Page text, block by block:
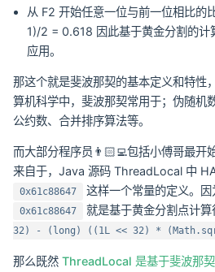
从 F2 开始任意一位与前一位相比的
1)/2 = 0.618 因此基于黄金分割的计
应用。
那这个就是斐波那契的基本定义和特性
算机科学中，斐波那契常用于；伪随机
公约数、合并排序算法等。
而大部分程序员👨🏻‍💻包括小傅哥最开
来自于，Java 源码 ThreadLocal 中
0x61c88647 这样一个常量的定义。
0x61c88647 就是基于黄金分割点计算
32) - (long) ((1L << 32) *
那么既然 ThreadLocal 是基于斐波那契